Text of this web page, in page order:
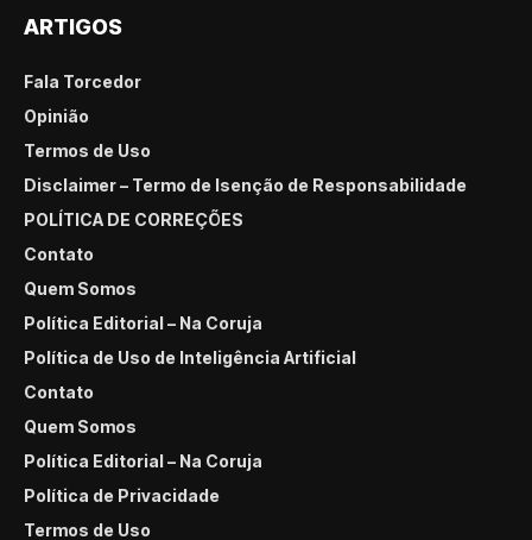
ARTIGOS
Fala Torcedor
Opinião
Termos de Uso
Disclaimer – Termo de Isenção de Responsabilidade
POLÍTICA DE CORREÇÕES
Contato
Quem Somos
Política Editorial – Na Coruja
Política de Uso de Inteligência Artificial
Contato
Quem Somos
Política Editorial – Na Coruja
Política de Privacidade
Termos de Uso